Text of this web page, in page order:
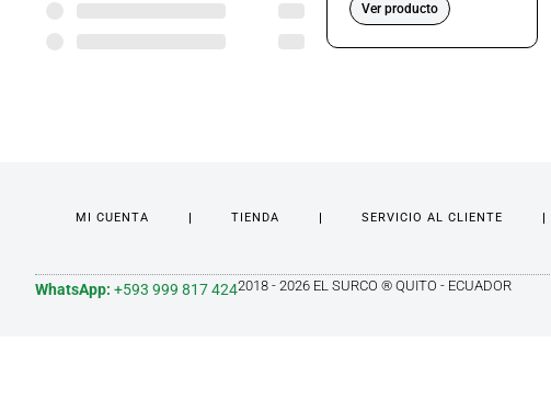
Ver producto
MI CUENTA TIENDA SERVICIO AL CLIENTE
WhatsApp: +593 999 817 4242018 - 2026 EL SURCO ® QUITO - ECUADOR